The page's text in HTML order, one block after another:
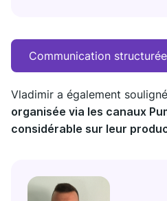
Communication
Vladimir a également
organisée via les canaux
considérable sur leur